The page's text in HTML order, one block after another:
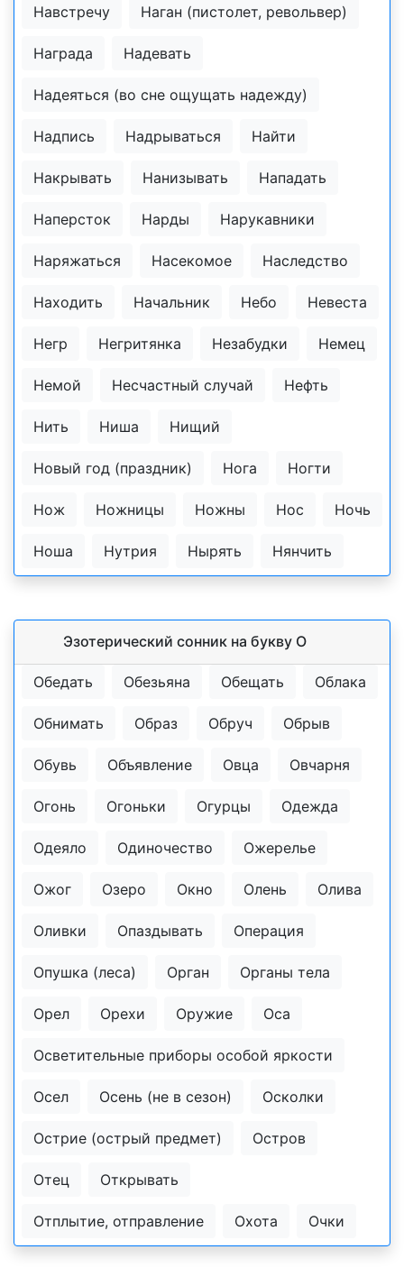
Навстречу Наган (пистолет, револьвер)
Награда Надевать
Надеяться (во сне ощущать надежду)
Надпись Надрываться Найти
Накрывать Нанизывать Нападать
Наперсток Нарды Нарукавники
Наряжаться Насекомое Наследство
Находить Начальник Небо Невеста
Негр Негритянка Незабудки Немец
Немой Несчастный случай Нефть
Нить Ниша Нищий
Новый год (праздник) Нога Ногти
Нож Ножницы Ножны Нос Ночь
Ноша Нутрия Нырять Нянчить
Эзотерический cонник на букву О
Обедать Обезьяна Обещать Облака
Обнимать Образ Обруч Обрыв
Обувь Объявление Овца Овчарня
Огонь Огоньки Огурцы Одежда
Одеяло Одиночество Ожерелье
Ожог Озеро Окно Олень Олива
Оливки Опаздывать Операция
Опушка (леса) Орган Органы тела
Орел Орехи Оружие Оса
Осветительные приборы особой яркости
Осел Осень (не в сезон) Осколки
Острие (острый предмет) Остров
Отец Открывать
Отплытие, отправление Охота Очки